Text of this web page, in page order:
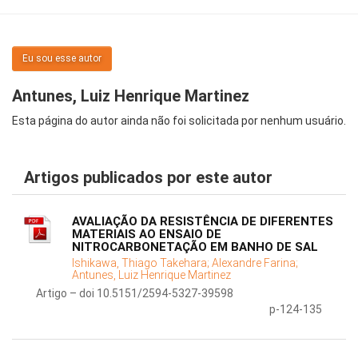
Eu sou esse autor
Antunes, Luiz Henrique Martinez
Esta página do autor ainda não foi solicitada por nenhum usuário.
Artigos publicados por este autor
AVALIAÇÃO DA RESISTÊNCIA DE DIFERENTES
MATERIAIS AO ENSAIO DE
NITROCARBONETAÇÃO EM BANHO DE SAL
Ishikawa, Thiago Takehara; Alexandre Farina;
Antunes, Luiz Henrique Martinez
Artigo – doi 10.5151/2594-5327-39598
p-124-135